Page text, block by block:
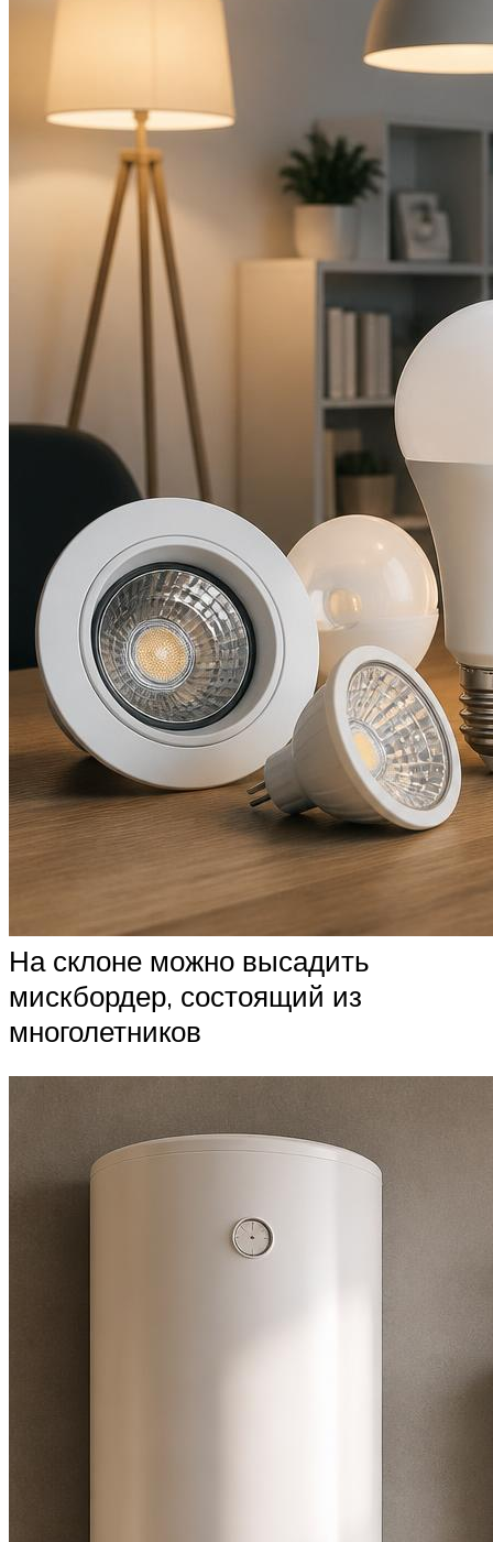
На склоне можно высадить
мискбордер, состоящий из
многолетников